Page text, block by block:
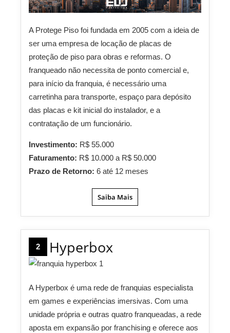
A Protege Piso foi fundada em 2005 com a ideia de
ser uma empresa de locação de placas de
proteção de piso para obras e reformas. O
franqueado não necessita de ponto comercial e,
para início da franquia, é necessário uma
carretinha para transporte, espaço para depósito
das placas e kit inicial do instalador, e a
contratação de um funcionário.
Investimento: R$ 55.000
Faturamento: R$ 10.000 a R$ 50.000
Prazo de Retorno: 6 até 12 meses
Saiba Mais
2 Hyperbox
A Hyperbox é uma rede de franquias especialista
em games e experiências imersivas. Com uma
unidade própria e outras quatro franqueadas, a rede
aposta em expansão por franchising e oferece aos